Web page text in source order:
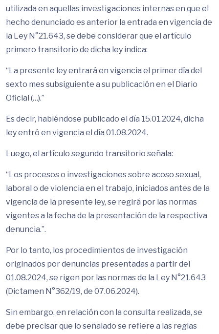
utilizada en aquellas investigaciones internas en que el
hecho denunciado es anterior la entrada en vigencia de
la Ley N°21.643, se debe considerar que el artículo
primero transitorio de dicha ley indica:
“La presente ley entrará en vigencia el primer día del
sexto mes subsiguiente a su publicación en el Diario
Oficial (…).”
Es decir, habiéndose publicado el día 15.01.2024, dicha
ley entró en vigencia el día 01.08.2024.
Luego, el artículo segundo transitorio señala:
“Los procesos o investigaciones sobre acoso sexual,
laboral o de violencia en el trabajo, iniciados antes de la
vigencia de la presente ley, se regirá por las normas
vigentes a la fecha de la presentación de la respectiva
denuncia.”.
Por lo tanto, los procedimientos de investigación
originados por denuncias presentadas a partir del
01.08.2024, se rigen por las normas de la Ley N°21.643
(Dictamen N°362/19, de 07.06.2024).
Sin embargo, en relación con la consulta realizada, se
debe precisar que lo señalado se refiere a las reglas